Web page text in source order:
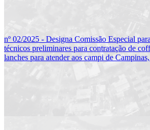
nº 02/2025 - Designa Comissão Especial
técnicos preliminares para contratação de
lanches para atender aos campi de